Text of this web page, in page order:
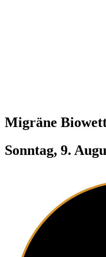
Migräne
Sonntag, 9.